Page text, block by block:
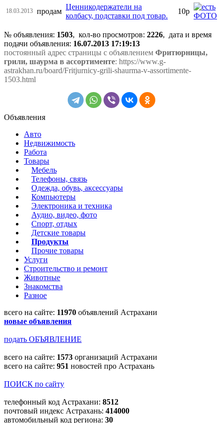
18.03.2013 продам
Ценникодержатели на
колбасу, подставки под товар.
10р
№ объявления: 1503, кол-во просмотров: 2226, дата и время
подачи объявления: 16.07.2013 17:19:13
постоянный адрес страницы с объявлением Фритюрницы,
грили, шаурма в ассортименте: https://www.g-
astrakhan.ru/board/Fritjurnicy-grili-shaurma-v-assortimente-
1503.html
Объявления
Авто
Недвижимость
Работа
Товары
Мебель
Телефоны, связь
Одежда, обувь, аксессуары
Компьютеры
Электроника и техника
Аудио, видео, фото
Спорт, отдых
Детские товары
Продукты
Прочие товары
Услуги
Строительство и ремонт
Животные
Знакомства
Разное
всего на сайте: 11970 объявлений Астрахани
новые объявления
подать ОБЪЯВЛЕНИЕ
всего на сайте: 1573 организаций Астрахани
всего на сайте: 951 новостей про Астрахань
ПОИСК по сайту
телефонный код Астрахани: 8512
почтовый индекс Астрахань: 414000
автомобильный код региона: 30